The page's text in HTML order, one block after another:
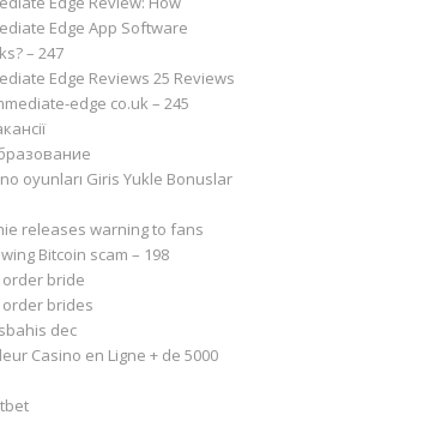
Edge App Software
– 247
Edge Reviews 25 Reviews
edge co.uk – 245
oyunları Giris Yukle Bonuslar
releases warning to fans
Bitcoin scam – 198
order bride
order brides
dec
Casino en Ligne + de 5000